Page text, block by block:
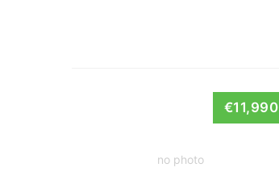
no photo
€11,990